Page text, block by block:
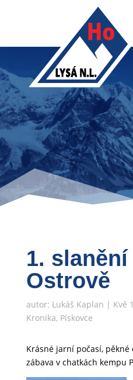
1. slanění
Ostrově
autor: Lukáš Kaplan | Kvě
Kronika, Pískovce
Krásné jarní počasí,
zábava v chatkách kempu